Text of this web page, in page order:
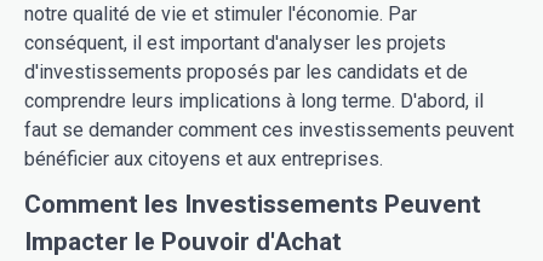
notre qualité de vie et stimuler l'économie. Par
conséquent, il est important d'analyser les projets
d'investissements proposés par les candidats et de
comprendre leurs implications à long terme. D'abord, il
faut se demander comment ces investissements peuvent
bénéficier aux citoyens et aux entreprises.
Comment les Investissements Peuvent
Impacter le Pouvoir d'Achat